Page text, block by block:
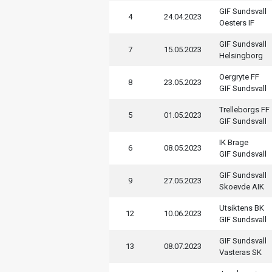
4 24.04.2023
GIF Sundsvall
Oesters IF
7 15.05.2023
GIF Sundsvall
Helsingborg
8 23.05.2023
Oergryte FF
GIF Sundsvall
5 01.05.2023
Trelleborgs FF
GIF Sundsvall
6 08.05.2023
IK Brage
GIF Sundsvall
9 27.05.2023
GIF Sundsvall
Skoevde AIK
12 10.06.2023
Utsiktens BK
GIF Sundsvall
13 08.07.2023
GIF Sundsvall
Vasteras SK